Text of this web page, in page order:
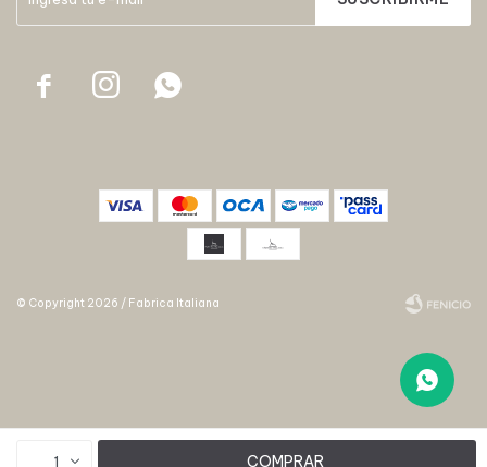
1 COMPRAR
  
© Copyright 2026 / Fabrica Italiana